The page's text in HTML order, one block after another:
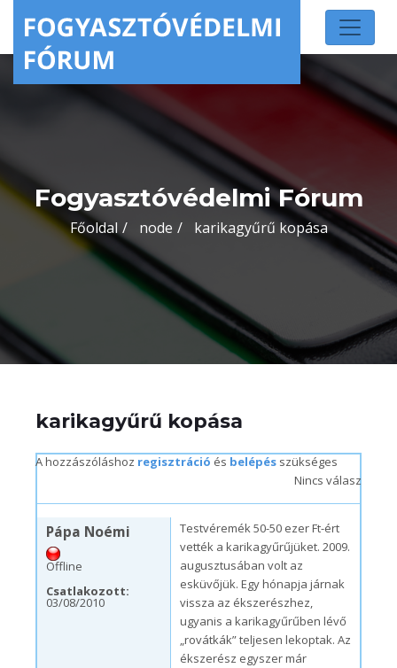
Fogyasztóvédelmi Fórum
Főoldal node karikagyűrű kopása
karikagyűrű kopása
A hozzászóláshoz regisztráció és belépés szükséges
Nincs válasz
Pápa Noémi
Offline
Csatlakozott:
03/08/2010
Testvéremék 50-50 ezer Ft-ért
vették a karikagyűrűjüket. 2009.
augusztusában volt az
esküvőjük. Egy hónapja járnak
vissza az ékszerészhez,
ugyanis a karikagyűrűben lévő
„rovátkák” teljesen lekoptak. Az
ékszerész egyszer már